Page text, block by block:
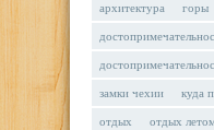
архитектура горы
замки чехии куда
отдых отдых